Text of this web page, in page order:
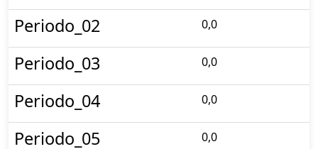
Periodo_02 0,0
Periodo_03 0,0
Periodo_04 0,0
Periodo_05 0,0